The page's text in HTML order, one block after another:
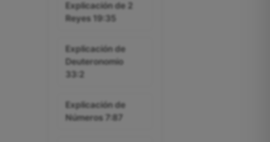
Explicación de 2
Reyes 19:35
Explicación de
Deuteronomio
Explicación de
Números 7:87